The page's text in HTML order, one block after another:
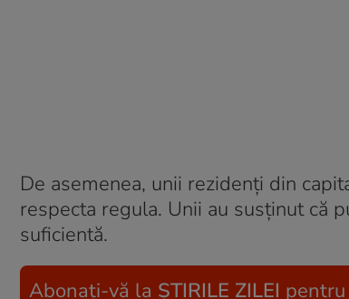
De asemenea, unii rezidenți din
respecta regula. Unii au susținut că
suficientă.
Abonați-vă la ȘTIRILE ZILEI